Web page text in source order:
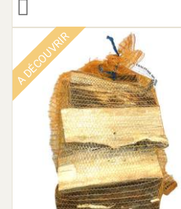
A DÉCOUVRIR